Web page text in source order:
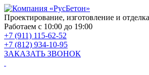
Проектирование, изготовление и
Работаем с 10:00 до 19:00
+7 (911) 115-62-52
+7 (812) 934-10-95
ЗАКАЗАТЬ ЗВОНОК